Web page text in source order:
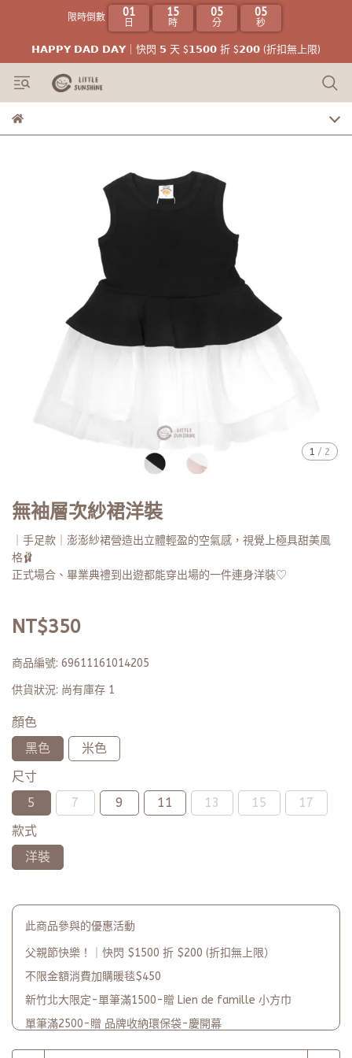
限時倒數 01
日
15
時
05
分
04
秒
𝗛𝗔𝗣𝗣𝗬 𝗗𝗔𝗗 𝗗𝗔𝗬｜快閃 𝟱 天 $𝟭𝟱𝟬𝟬 折 $𝟮𝟬𝟬 (折扣無上限)
1 / 2
無袖層次紗裙洋裝
｜手足款｜澎澎紗裙營造出立體輕盈的空氣感，視覺上極具甜美風
格🩰
正式場合、畢業典禮到出遊都能穿出場的一件連身洋裝♡
NT$350
商品編號: 69611161014205
供貨狀況: 尚有庫存 1
顏色
黑色
米色
尺寸
5
7 9 11 13 15
17
款式
洋裝
此商品參與的優惠活動
父親節快樂！｜快閃 $1500 折 $200 (折扣無上限）
不限金額消費加購暖毯$450
新竹北大限定-單筆滿1500-贈 Lien de famille 小方巾
單筆滿2500-贈 品牌收納環保袋-慶開幕
品牌2週年PARTY單筆滿$5000-贈【品牌多功能披肩暖毯】(數